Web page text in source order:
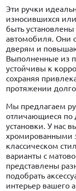
Эти ручки
износившихся
быть
автомобиля. Они
дверям и
Выполненные из
устойчивы к
сохраняя
протяжении
Мы предлагаем
отличающиеся по
установки. У нас
хромированными
классическом
варианты с
представлены
подобрать
интерьер вашего